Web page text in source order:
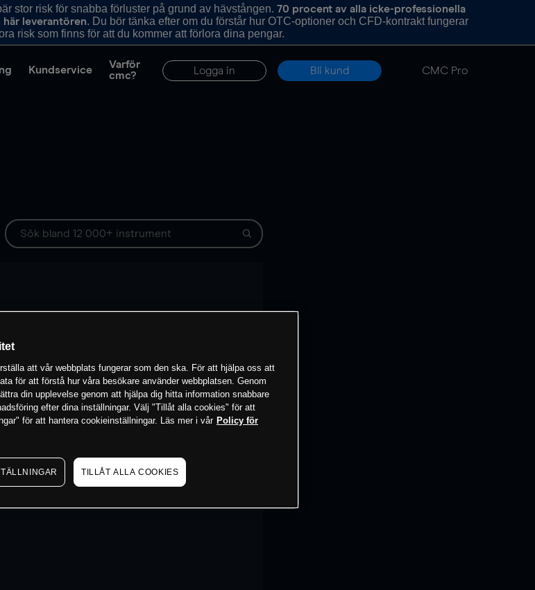
stor risk för snabba förluster på grund av hävstången. 70 procent av alla icke-professionella
leverantören. Du bör tänka efter om du förstår hur OTC-optioner och CFD-kontrakt fungerar
risk som finns för att du kommer att förlora dina pengar.
Kundservice
Varför
cmc?
Logga in Bli kund CMC Pro
att vår webbplats fungerar som den ska. För att hjälpa oss att
för att förstå hur våra besökare använder webbplatsen. Genom
din upplevelse genom att hjälpa dig hitta information snabbare
efter dina inställningar. Välj "Tillåt alla cookies" för att
för att hantera cookieinställningar. Läs mer i vår Policy för
TILLÅT ALLA COOKIES